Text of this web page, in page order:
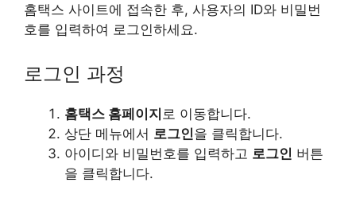
홈택스 사이트에 접속한 후, 사용자의 ID와 비밀번
호를 입력하여 로그인하세요.
로그인 과정
홈택스 홈페이지 로 이동합니다.
상단 메뉴에서 로그인을 클릭합니다.
아이디와 비밀번호를 입력하고 로그인 버튼
을 클릭합니다.